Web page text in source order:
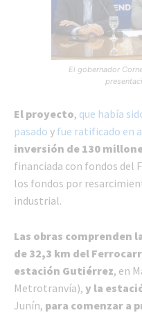
El gobernador
El proyecto, que había
pasado y fue ratificado en
inversión de 130
financiada con fondos del
los fondos por
industrial.
Las obras comprenden
de 32,3 km del
estación Gutiérrez, en
Metrotranvía), y la
Junín, para comenzar a